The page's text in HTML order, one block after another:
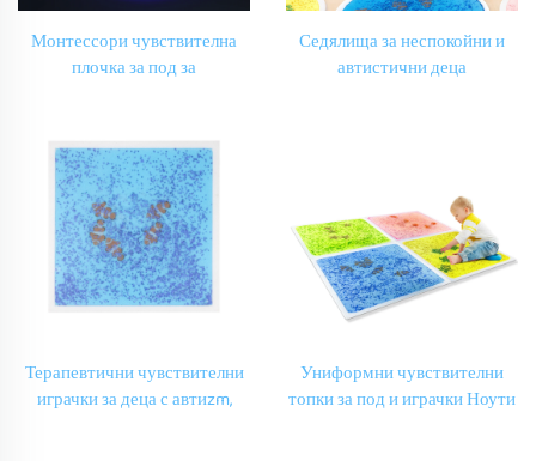
Монтессори чувствителна
плочка за под за
топки за под за играчки за
фиджетс
Седялища за неспокойни и
автистични деца
топки за под
Терапевтични чувствителни
играчки за деца с автиzm,
Униформни чувствителни
топки за под и играчки Ноути